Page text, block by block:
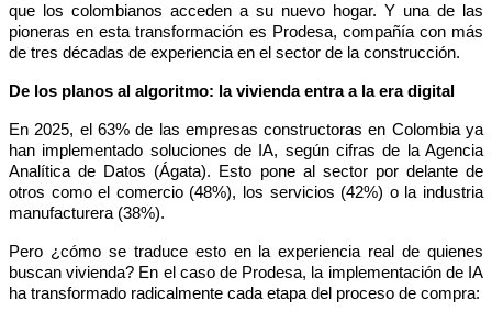
que los colombianos acceden a su nuevo hogar. Y una de las
pioneras en esta transformación es Prodesa, compañía con más
de tres décadas de experiencia en el sector de la construcción.
De los planos al algoritmo: la vivienda entra a la era digital
En 2025, el 63% de las empresas constructoras en Colombia ya
han implementado soluciones de IA, según cifras de la Agencia
Analítica de Datos (Ágata). Esto pone al sector por delante de
otros como el comercio (48%), los servicios (42%) o la industria
manufacturera (38%).
Pero ¿cómo se traduce esto en la experiencia real de quienes
buscan vivienda? En el caso de Prodesa, la implementación de IA
ha transformado radicalmente cada etapa del proceso de compra: